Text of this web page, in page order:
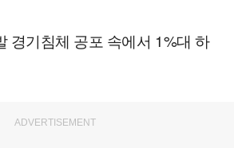
경기침체 공포 속에서 1%대 하
ADVERTISEMENT